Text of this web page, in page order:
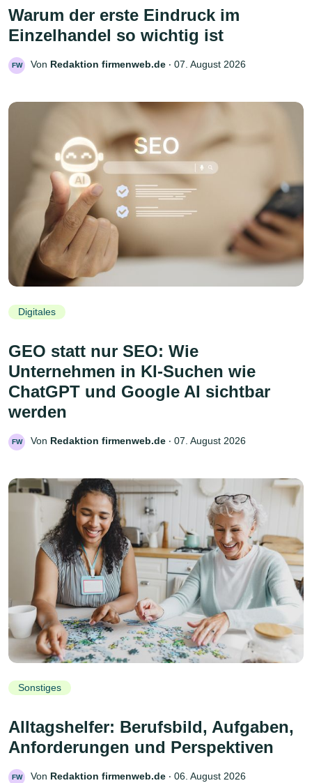
Warum der erste Eindruck im
Einzelhandel so wichtig ist
FW Von Redaktion firmenweb.de ‧ 07. August 2026
Digitales
GEO statt nur SEO: Wie
Unternehmen in KI-Suchen wie
ChatGPT und Google AI sichtbar
werden
FW Von Redaktion firmenweb.de ‧ 07. August 2026
Sonstiges
Alltagshelfer: Berufsbild, Aufgaben,
Anforderungen und Perspektiven
FW Von Redaktion firmenweb.de ‧ 06. August 2026